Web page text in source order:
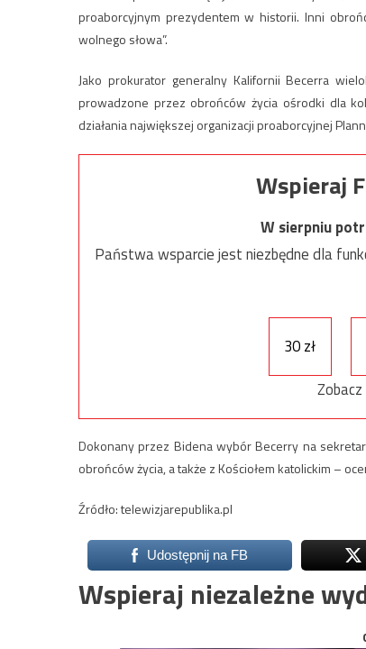
proaborcyjnym prezydentem w historii. Inni
wolnego słowa”.
Jako prokurator generalny KaliforniiBecerra
prowadzone przez obrońców życia ośrodki dla
działania największej organizacji proaborcyjnej
Wspieraj
W sierpniu
Państwa wsparcie jest niezbędne dla
30 zł
Dokonany przez Bidena wybór Becerry na
obrońców życia, a także z Kościołem katolickim –
Źródło: telewizjarepublika.pl
Udostępnij na FB
Wspieraj niezależne